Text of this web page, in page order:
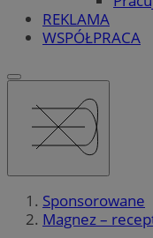
REKLAMA
WSPÓŁPRACA
Sponsorowane
Magnez –